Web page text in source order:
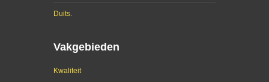
Duits.
Vakgebieden
Kwaliteit